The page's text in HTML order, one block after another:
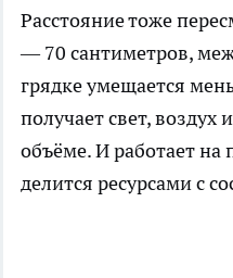
Расстояние тоже
— 70 сантиметров,
грядке умещается
получает свет,
объёме. И работает
делится ресурсами с